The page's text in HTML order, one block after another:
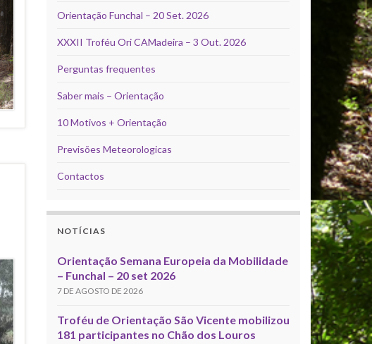
Orientação Funchal – 20 Set. 2026
XXXII Troféu Ori CAMadeira – 3 Out. 2026
Perguntas frequentes
Saber mais – Orientação
10 Motivos + Orientação
Previsões Meteorologicas
Contactos
NOTÍCIAS
Orientação Semana Europeia da Mobilidade
– Funchal – 20 set 2026
7 DE AGOSTO DE 2026
Troféu de Orientação São Vicente mobilizou
181 participantes no Chão dos Louros